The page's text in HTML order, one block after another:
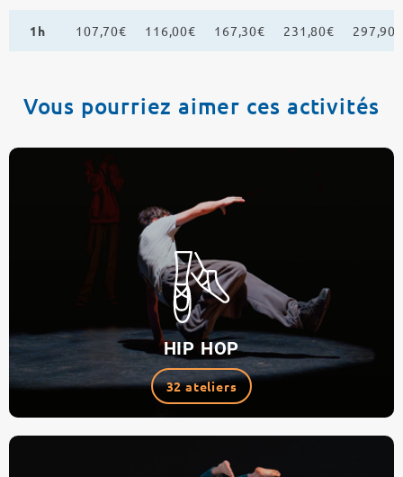
1h 107,70€ 116,00€ 167,30€ 231,80€ 297,90€
Vous pourriez aimer ces activités
HIP HOP
32 ateliers